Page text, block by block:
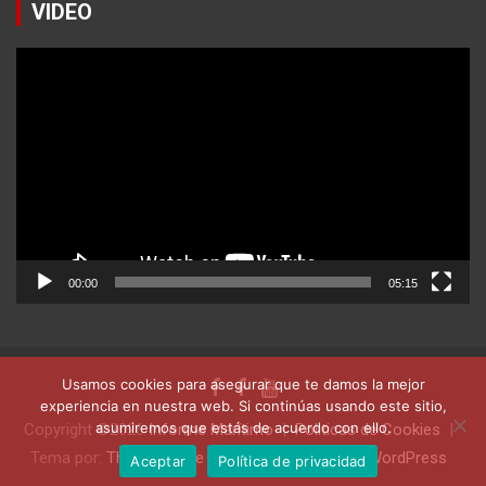
VIDEO
00:00 05:15
Copyright ©2026Informe Marítimo
Politicas de Cookies
Tema por: Theme Horse Funciona gracias a: WordPress
Usamos cookies para asegurar que te damos la mejor
experiencia en nuestra web. Si continúas usando este sitio,
asumiremos que estás de acuerdo con ello.
Aceptar
Política de privacidad